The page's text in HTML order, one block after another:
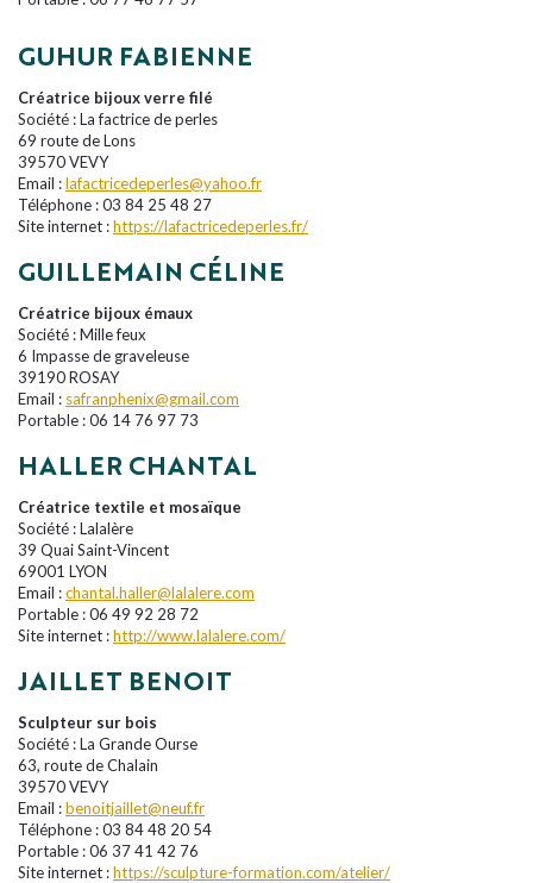
GUHUR FABIENNE
Créatrice bijoux verre filé
Société : La factrice de perles
69 route de Lons
39570 VEVY
Email :lafactricedeperles@yahoo.fr
Téléphone : 03 84 25 48 27
Site internet :https://lafactricedeperles.fr/
GUILLEMAIN CÉLINE
Créatrice bijoux émaux
Société : Mille feux
6 Impasse de graveleuse
39190 ROSAY
Email : safranphenix@gmail.com
Portable : 06 14 76 97 73
HALLER CHANTAL
Créatrice textile et mosaïque
Société : Lalalère
39 Quai Saint-Vincent
69001 LYON
Email :chantal.haller@lalalere.com
Portable : 06 49 92 28 72
Site internet :http://www.lalalere.com/
JAILLET BENOIT
Sculpteur sur bois
Société : La Grande Ourse
63, route de Chalain
39570 VEVY
Email :benoitjaillet@neuf.fr
Téléphone : 03 84 48 20 54
Portable : 06 37 41 42 76
Site internet :https://sculpture-formation.com/atelier/